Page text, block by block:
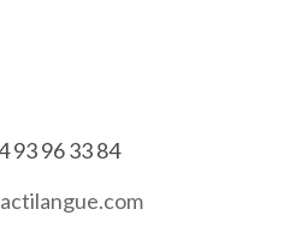
93 96 33 84